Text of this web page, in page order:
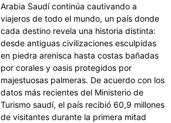
Arabia Saudí continúa cautivando a
viajeros de todo el mundo, un país donde
cada destino revela una historia distinta:
desde antiguas civilizaciones esculpidas
en piedra arenisca hasta costas bañadas
por corales y oasis protegidos por
majestuosas palmeras. De acuerdo con los
datos más recientes del Ministerio de
Turismo saudí, el país recibió 60,9 millones
de visitantes durante la primera mitad